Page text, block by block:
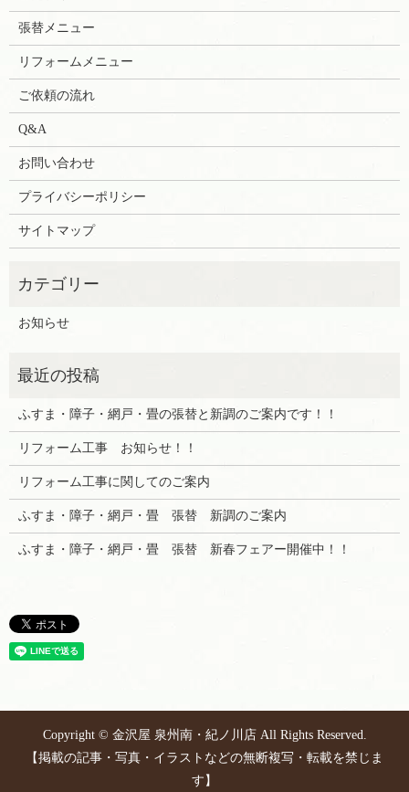
張替メニュー
リフォームメニュー
ご依頼の流れ
Q&A
お問い合わせ
プライバシーポリシー
サイトマップ
お知らせ
ふすま・障子・網戸・畳の張替と新調のご案内です！！
リフォーム工事 お知らせ！！
リフォーム工事に関してのご案内
ふすま・障子・網戸・畳 張替 新調のご案内
ふすま・障子・網戸・畳 張替 新春フェアー開催中！！
Copyright © 金沢屋 泉州南・紀ノ川店 All Rights Reserved.
【掲載の記事・写真・イラストなどの無断複写・転載を禁じま
す】